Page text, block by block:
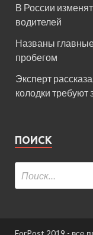
В России
водителей
Названы
пробегом
Эксперт
колодки требуют
ПОИСК